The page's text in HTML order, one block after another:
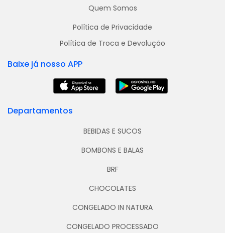
Quem Somos
Política de Privacidade
Política de Troca e Devolução
Baixe já nosso APP
Departamentos
BEBIDAS E SUCOS
BOMBONS E BALAS
BRF
CHOCOLATES
CONGELADO IN NATURA
CONGELADO PROCESSADO